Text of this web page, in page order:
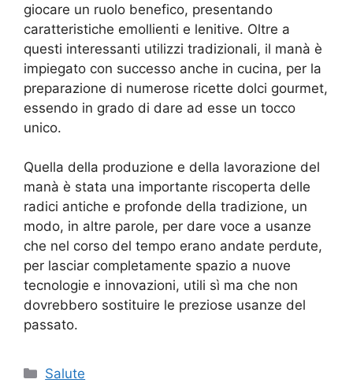
giocare un ruolo benefico, presentando
caratteristiche emollienti e lenitive. Oltre a
questi interessanti utilizzi tradizionali, il manà è
impiegato con successo anche in cucina, per la
preparazione di numerose ricette dolci gourmet,
essendo in grado di dare ad esse un tocco
unico.
Quella della produzione e della lavorazione del
manà è stata una importante riscoperta delle
radici antiche e profonde della tradizione, un
modo, in altre parole, per dare voce a usanze
che nel corso del tempo erano andate perdute,
per lasciar completamente spazio a nuove
tecnologie e innovazioni, utili sì ma che non
dovrebbero sostituire le preziose usanze del
passato.
Categorie
Salute